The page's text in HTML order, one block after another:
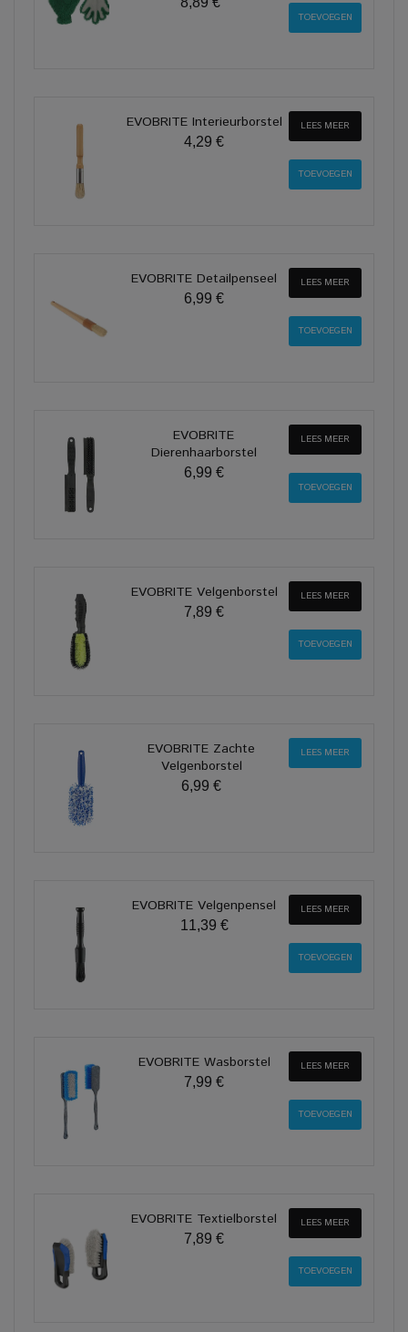
EVOBRITE Interieurborstel
4,29 €
LEES MEER
EVOBRITE Detailpenseel
6,99 €
LEES MEER
EVOBRITE
Dierenhaarborstel
6,99 €
LEES MEER
EVOBRITE Velgenborstel
7,89 €
LEES MEER
EVOBRITE Zachte
Velgenborstel
6,99 €
LEES MEER
EVOBRITE Velgenpensel
11,39 €
LEES MEER
EVOBRITE Wasborstel
7,99 €
LEES MEER
EVOBRITE Textielborstel
7,89 €
LEES MEER